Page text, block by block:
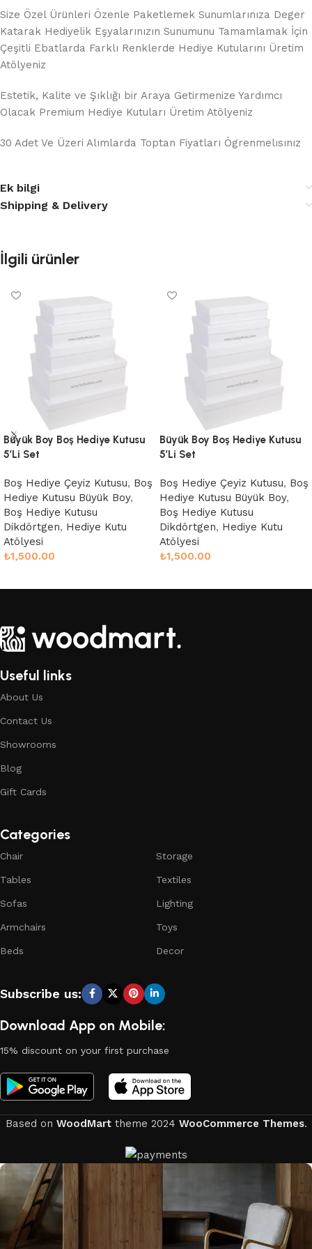
Size Özel Ürünleri Özenle Paketlemek Sunumlarınıza Deger
Katarak Hediyelik Eşyalarınızın Sunumunu Tamamlamak İçin
Çeşitli Ebatlarda Farklı Renklerde Hediye Kutularını Üretim
Atölyeniz
Estetik, Kalite ve Şıklığı bir Araya Getirmenize Yardımcı
Olacak Premium Hediye Kutuları Üretim Atölyeniz
30 Adet Ve Üzeri Alımlarda Toptan Fiyatları Ögrenmelısınız
Ek bilgi
Shipping & Delivery
İlgili ürünler
Büyük Boy Boş Hediye Kutusu
5’Li Set
Boş Hediye Çeyiz Kutusu, Boş
Hediye Kutusu Büyük Boy,
Boş Hediye Kutusu
Dikdörtgen, Hediye Kutu
Atölyesi
₺1,500.00
Büyük Boy Boş Hediye Kutusu
5’Li Set
Boş Hediye Çeyiz Kutusu, Boş
Hediye Kutusu Büyük Boy,
Boş Hediye Kutusu
Dikdörtgen, Hediye Kutu
Atölyesi
₺1,500.00
Useful links
About Us
Contact Us
Showrooms
Blog
Gift Cards
Categories
Chair
Tables
Sofas
Armchairs
Beds
Storage
Textiles
Lighting
Toys
Decor
Subscribe us:
Download App on Mobile:
15% discount on your first purchase
Based on WoodMarttheme 2024 WooCommerce Themes.